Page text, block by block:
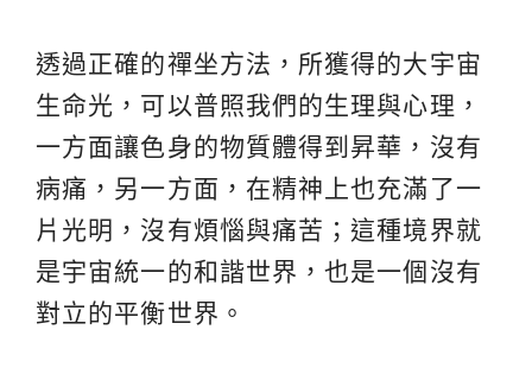
透過正確的禪坐方法，所獲得的大宇宙
生命光，可以普照我們的生理與心理，
一方面讓色身的物質體得到昇華，沒有
病痛，另一方面，在精神上也充滿了一
片光明，沒有煩惱與痛苦；這種境界就
是宇宙統一的和諧世界，也是一個沒有
對立的平衡世界。